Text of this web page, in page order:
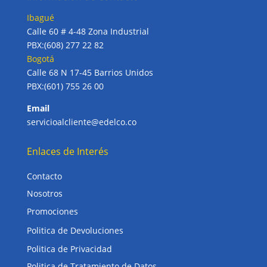
Ibagué
Calle 60 # 4-48 Zona Industrial
PBX:(608) 277 22 82
Bogotá
Calle 68 N 17-45 Barrios Unidos
PBX:(601) 755 26 00
Email
servicioalcliente@edelco.co
Enlaces de Interés
Contacto
Nosotros
Promociones
Politica de Devoluciones
Politica de Privacidad